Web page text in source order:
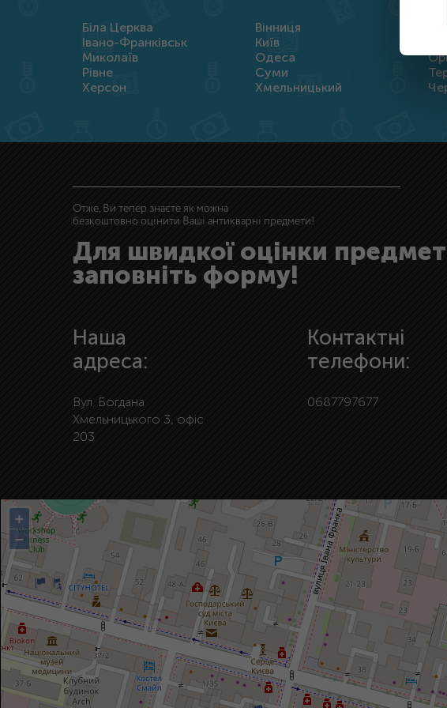
Біла Церква Вінниця
Івано-Франківськ
Київ
Миколаїв
Одеса
Рівне
Суми
Херсон
Хмельницький
Отже, Ви тепер знаєте як можна
безкоштовно оцінити Ваші антикварні предмети!
Для швидкої оцінки
заповніть форму!
Наша
адреса:
Вул. Богдана
Хмельницького 3, офіс
203
Контактні
телефони:
0687797677
+
−